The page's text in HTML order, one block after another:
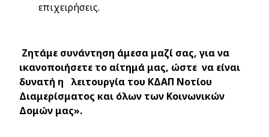
επιχειρήσεις.
Ζητάμε συνάντηση άμεσα μαζί σας, για να
ικανοποιήσετε το αίτημά μας, ώστε να είναι
δυνατή η λειτουργία του ΚΔΑΠ Νοτίου
Διαμερίσματος και όλων των Κοινωνικών
Δομών μας».